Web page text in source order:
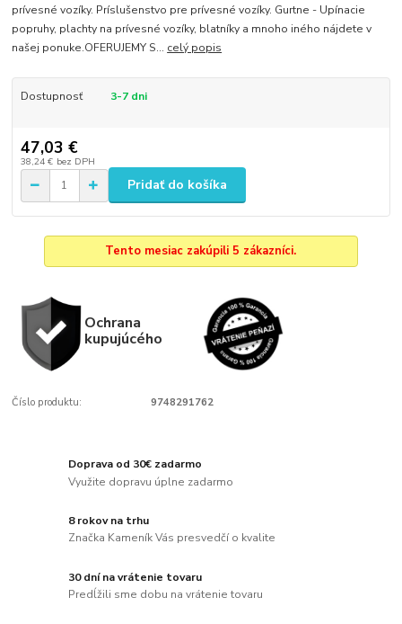
prívesné vozíky. Príslušenstvo pre prívesné vozíky. Gurtne - Upínacie
popruhy, plachty na prívesné vozíky, blatníky a mnoho iného nájdete v
našej ponuke.OFERUJEMY S... celý popis
Dostupnosť 3-7 dni
47,03 €
38,24 € bez DPH
Pridať do košíka
Tento mesiac zakúpili 5 zákazníci.
Ochrana
kupujúcého
Číslo produktu: 9748291762
Doprava od 30€ zadarmo
Využite dopravu úplne zadarmo
8 rokov na trhu
Značka Kameník Vás presvedčí o kvalite
30 dní na vrátenie tovaru
Predĺžili sme dobu na vrátenie tovaru